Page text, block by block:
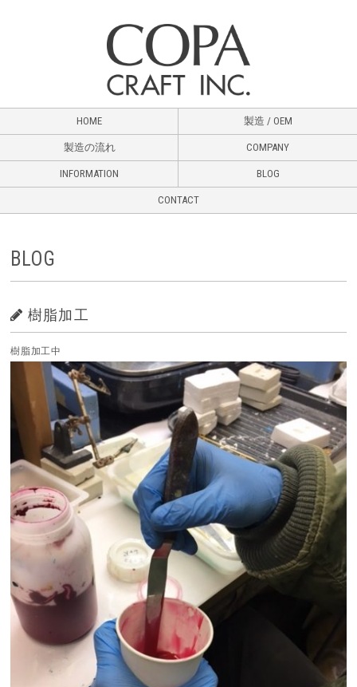
HOME 製造 / OEM
製造の流れ COMPANY
INFORMATION BLOG
CONTACT
BLOG
樹脂加工
樹脂加工中